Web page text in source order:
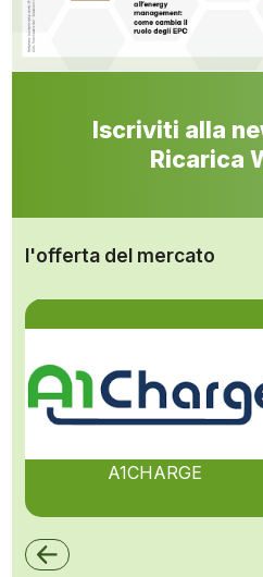
Iscriviti alla
Ricarica
l'offerta del mercato
A1CHARGE